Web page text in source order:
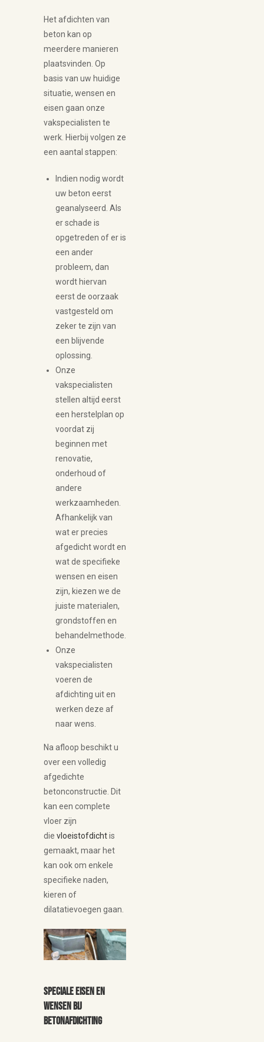
Het afdichten van
beton kan op
meerdere manieren
plaatsvinden. Op
basis van uw huidige
situatie, wensen en
eisen gaan onze
vakspecialisten te
werk. Hierbij volgen ze
een aantal stappen:
Indien nodig wordt
uw beton eerst
geanalyseerd. Als
er schade is
opgetreden of er is
een ander
probleem, dan
wordt hiervan
eerst de oorzaak
vastgesteld om
zeker te zijn van
een blijvende
oplossing.
Onze
vakspecialisten
stellen altijd eerst
een herstelplan op
voordat zij
beginnen met
renovatie,
onderhoud of
andere
werkzaamheden.
Afhankelijk van
wat er precies
afgedicht wordt en
wat de specifieke
wensen en eisen
zijn, kiezen we de
juiste materialen,
grondstoffen en
behandelmethode.
Onze
vakspecialisten
voeren de
afdichting uit en
werken deze af
naar wens.
Na afloop beschikt u
over een volledig
afgedichte
betonconstructie. Dit
kan een complete
vloer zijn
die vloeistofdichtis
gemaakt, maar het
kan ook om enkele
specifieke naden,
kieren of
dilatatievoegen gaan.
Speciale eisen en
wensen bij
betonafdichting